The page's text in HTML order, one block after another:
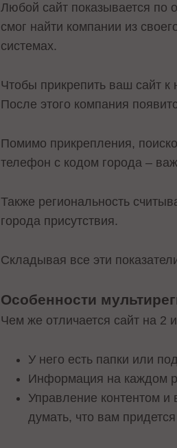
Любой сайт показывается по
смог найти компании из
системах.
Чтобы прикрепить ваш сайт к
После этого компания
Помимо прикрепления,
телефон с кодом города –
Также региональность
города присутствия.
Складывая все эти
Особенности
Чем же отличается сайт на 2
У него есть папки или
Информация на каждом
Управление контентом и
думать, что вам